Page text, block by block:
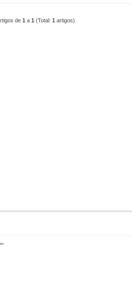
de 1 a 1 (Total: 1 artigos)